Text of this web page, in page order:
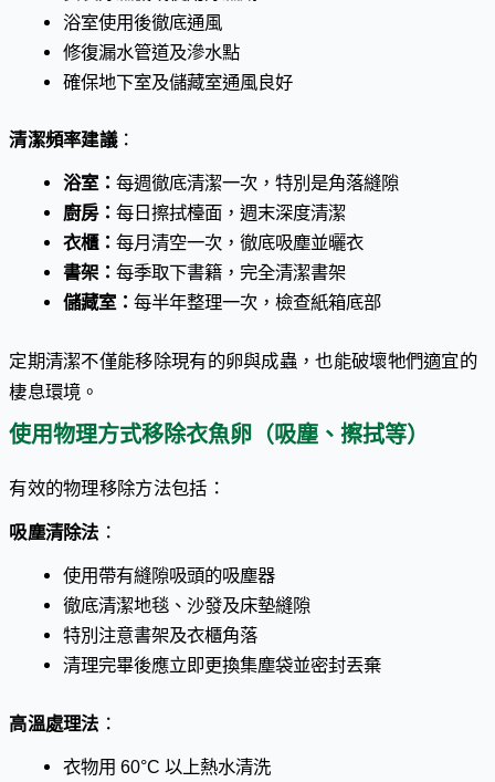
浴室使用後徹底通風
修復漏水管道及滲水點
確保地下室及儲藏室通風良好
清潔頻率建議：
浴室：每週徹底清潔一次，特別是角落縫隙
廚房：每日擦拭檯面，週末深度清潔
衣櫃：每月清空一次，徹底吸塵並曬衣
書架：每季取下書籍，完全清潔書架
儲藏室：每半年整理一次，檢查紙箱底部
定期清潔不僅能移除現有的卵與成蟲，也能破壞牠們適宜的
棲息環境。
使用物理方式移除衣魚卵（吸塵、擦拭等）
有效的物理移除方法包括：
吸塵清除法 ：
使用帶有縫隙吸頭的吸塵器
徹底清潔地毯、沙發及床墊縫隙
特別注意書架及衣櫃角落
清理完畢後應立即更換集塵袋並密封丟棄
高溫處理法 ：
衣物用 60°C 以上熱水清洗